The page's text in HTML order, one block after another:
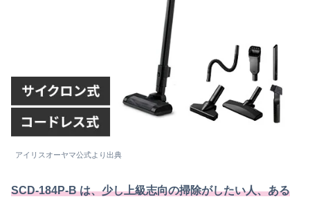
アイリスオーヤマ公式より出典
SCD-184P-B は、少し上級志向の掃除がしたい人、ある